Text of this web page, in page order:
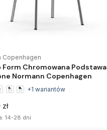
Copenhagen
Form Chromowana Podstawa
Normann Copenhagen
+1 wariantów
14-28 dni